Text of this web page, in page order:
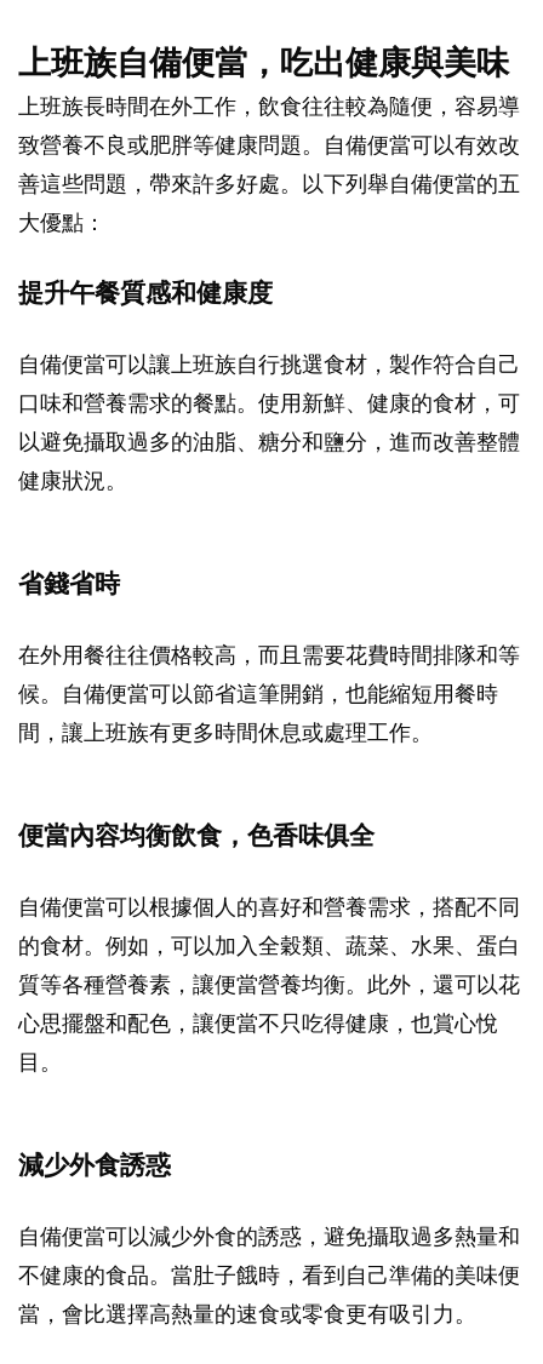
上班族自備便當，吃出健康與美味
上班族長時間在外工作，飲食往往較為隨便，容易導
致營養不良或肥胖等健康問題。自備便當可以有效改
善這些問題，帶來許多好處。以下列舉自備便當的五
大優點：
提升午餐質感和健康度
自備便當可以讓上班族自行挑選食材，製作符合自己
口味和營養需求的餐點。使用新鮮、健康的食材，可
以避免攝取過多的油脂、糖分和鹽分，進而改善整體
健康狀況。
省錢省時
在外用餐往往價格較高，而且需要花費時間排隊和等
候。自備便當可以節省這筆開銷，也能縮短用餐時
間，讓上班族有更多時間休息或處理工作。
便當內容均衡飲食，色香味俱全
自備便當可以根據個人的喜好和營養需求，搭配不同
的食材。例如，可以加入全穀類、蔬菜、水果、蛋白
質等各種營養素，讓便當營養均衡。此外，還可以花
心思擺盤和配色，讓便當不只吃得健康，也賞心悅
目。
減少外食誘惑
自備便當可以減少外食的誘惑，避免攝取過多熱量和
不健康的食品。當肚子餓時，看到自己準備的美味便
當，會比選擇高熱量的速食或零食更有吸引力。